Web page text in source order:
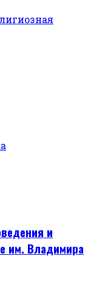
и
им. Владимира